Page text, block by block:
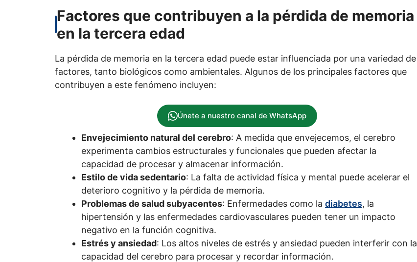
Factores que contribuyen a la pérdida de memoria
en la tercera edad
La pérdida de memoria en la tercera edad puede estar influenciada por una variedad de
factores, tanto biológicos como ambientales. Algunos de los principales factores que
contribuyen a este fenómeno incluyen:
Únete a nuestro canal de WhatsApp
Envejecimiento natural del cerebro: A medida que envejecemos, el cerebro
experimenta cambios estructurales y funcionales que pueden afectar la
capacidad de procesar y almacenar información.
Estilo de vida sedentario: La falta de actividad física y mental puede acelerar el
deterioro cognitivo y la pérdida de memoria.
Problemas de salud subyacentes: Enfermedades como la diabetes, la
hipertensión y las enfermedades cardiovasculares pueden tener un impacto
negativo en la función cognitiva.
Estrés y ansiedad: Los altos niveles de estrés y ansiedad pueden interferir con la
capacidad del cerebro para procesar y recordar información.